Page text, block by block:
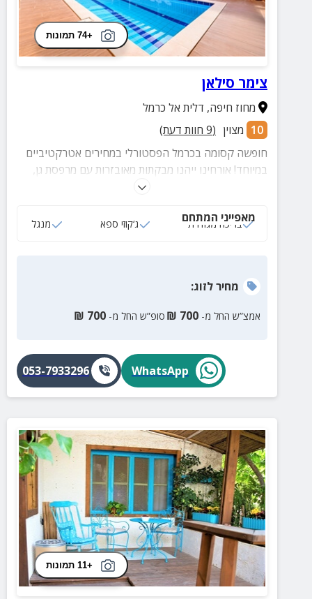
+74 תמונות
צימר סילאן
מחוז חיפה, דלית אל כרמל
10 מצוין (
9 חוות דעת)
חופשה קסומה בכרמל הפסטורלי במחירים אטרקטיביים
במיוחד! אורחינו ייהנו מבקתות מאובזרות עם מרפסת גן,
בריכה מחוממת ומקורה, ארוחות עשירות ונופים משגעים
מאפייני המתחם
בריכה מגודרת ג‘קוזי ספא מנגל
מחירלזוג:
אמצ”ש החל מ- 700
₪ סופ”ש החל מ- 700
₪
WhatsApp
053-7933296
+11 תמונות